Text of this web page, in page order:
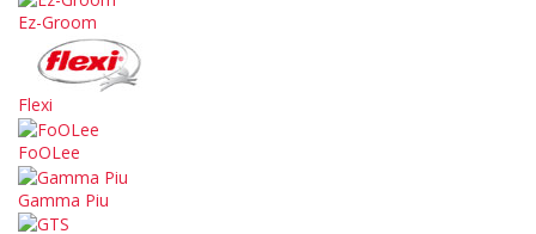
Ez-Groom
Flexi
FoOLee
Gamma Piu